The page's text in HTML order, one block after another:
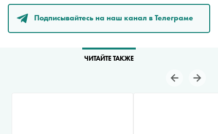
Подписывайтесь на наш канал в Телеграме
ЧИТАЙТЕ ТАКЖЕ